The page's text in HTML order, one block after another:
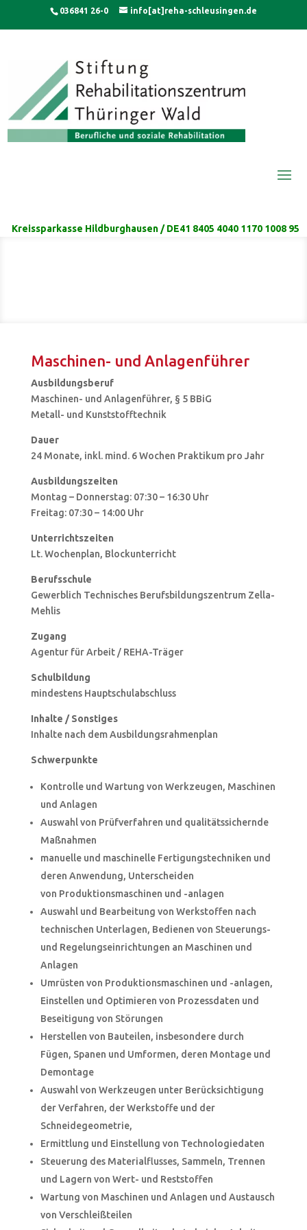
content
036841 26-0 info[at]reha-schleusingen.de
Kreissparkasse Hildburghausen / DE41 8405 4040 1170 1008 95
Maschinen- und Anlagenführer
Ausbildungsberuf
Maschinen- und Anlagenführer, § 5 BBiG
Metall- und Kunststofftechnik
Dauer
24 Monate, inkl. mind. 6 Wochen Praktikum pro Jahr
Ausbildungszeiten
Montag – Donnerstag: 07:30 – 16:30 Uhr
Freitag: 07:30 – 14:00 Uhr
Unterrichtszeiten
Lt. Wochenplan, Blockunterricht
Berufsschule
Gewerblich Technisches Berufsbildungszentrum Zella-
Mehlis
Zugang
Agentur für Arbeit / REHA-Träger
Schulbildung
mindestens Hauptschulabschluss
Inhalte / Sonstiges
Inhalte nach dem Ausbildungsrahmenplan
Schwerpunkte
Kontrolle und Wartung von Werkzeugen, Maschinen
und Anlagen
Auswahl von Prüfverfahren und qualitätssichernde
Maßnahmen
manuelle und maschinelle Fertigungstechniken und
deren Anwendung, Unterscheiden
von Produktionsmaschinen und -anlagen
Auswahl und Bearbeitung von Werkstoffen nach
technischen Unterlagen, Bedienen von Steuerungs-
und Regelungseinrichtungen an Maschinen und
Anlagen
Umrüsten von Produktionsmaschinen und -anlagen,
Einstellen und Optimieren von Prozessdaten und
Beseitigung von Störungen
Herstellen von Bauteilen, insbesondere durch
Fügen, Spanen und Umformen, deren Montage und
Demontage
Auswahl von Werkzeugen unter Berücksichtigung
der Verfahren, der Werkstoffe und der
Schneidegeometrie,
Ermittlung und Einstellung von Technologiedaten
Steuerung des Materialflusses, Sammeln, Trennen
und Lagern von Wert- und Reststoffen
Wartung von Maschinen und Anlagen und Austausch
von Verschleißteilen
modal-check